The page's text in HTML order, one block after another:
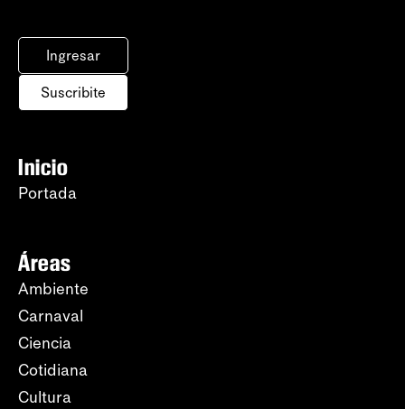
Ingresar
Suscribite
Inicio
Portada
Áreas
Ambiente
Carnaval
Ciencia
Cotidiana
Cultura